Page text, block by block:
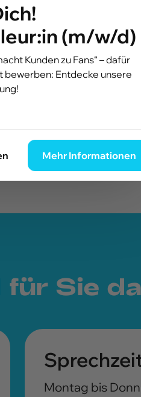
Sie
Montag bis
(m/w/d)
Kunden zu Fans“ – dafür
bewerben: Entdecke unsere
Mehr Informationen